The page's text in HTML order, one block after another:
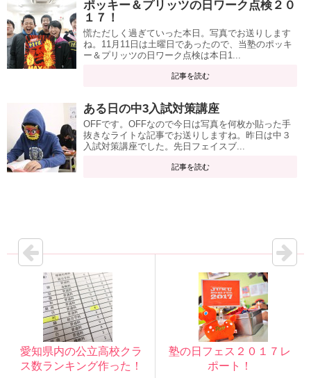
ポッキー＆プリッツの日ワーク点検２０
１７！
慌ただしく過ぎていった本日。写真でお送りします
ね。11月11日は土曜日であったので、当塾のポッキ
ー＆プリッツの日ワーク点検は本日1...
記事を読む
ある日の中3入試対策講座
OFFです。OFFなので今日は写真を何枚か貼った手
抜きなライトな記事でお送りしますね。昨日は中３
入試対策講座でした。先日フェイスブ...
記事を読む
愛知県内の公立高校クラ
ス数ランキング作った！
塾の日フェス２０１７レ
ポート！